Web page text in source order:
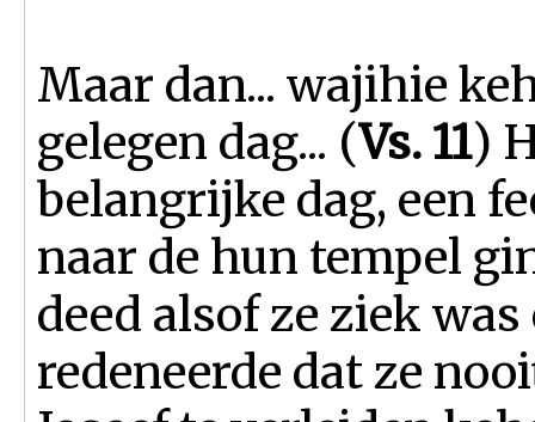
Maar dan... wajihie
gelegen dag... (Vs. 11)
belangrijke dag, een
naar de hun tempel
deed alsof ze ziek
redeneerde dat ze